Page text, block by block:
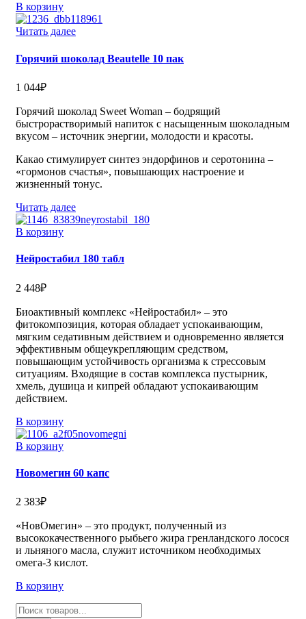
В корзину
Читать далее
Горячий шоколад Beautelle 10 пак
1 044₽
Горячий шоколад Sweet Woman – бодрящий
быстрорастворимый напиток с насыщенным шоколадным
вкусом – источник энергии, молодости и красоты.
Какао стимулирует синтез эндорфинов и серотонина –
«гормонов счастья», повышающих настроение и
жизненный тонус.
Читать далее
В корзину
Нейростабил 180 табл
2 448₽
Биоактивный комплекс «Нейростабил» – это
фитокомпозиция, которая обладает успокаивающим,
мягким седативным действием и одновременно является
эффективным общеукрепляющим средством,
повышающим устойчивость организма к стрессовым
ситуациям. Входящие в состав комплекса пустырник,
хмель, душица и кипрей обладают успокаивающим
действием.
В корзину
В корзину
Новомегин 60 капс
2 383₽
«НовОмегин» – это продукт, полученный из
высококачественного рыбьего жира гренландского лосося
и льняного масла, служит источником необходимых
омега-3 кислот.
В корзину
товаров